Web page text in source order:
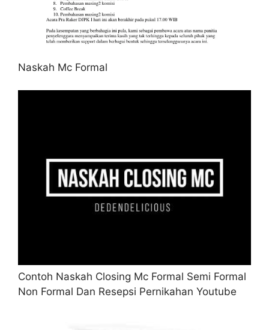
Naskah Mc Formal
Contoh Naskah Closing Mc Formal Semi Formal
Non Formal Dan Resepsi Pernikahan Youtube